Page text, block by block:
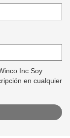
Inc Soy
en cualquier